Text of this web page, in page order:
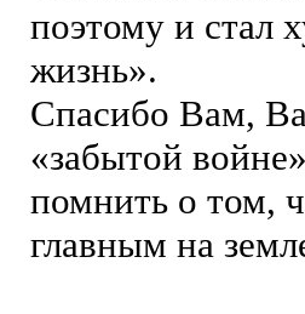
поэтому и стал
жизнь».
Спасибо Вам,
«забытой
помнить о том,
главным на